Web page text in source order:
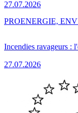
27.07.2026
Incendies ravageurs :
27.07.2026
PROENERGIE,